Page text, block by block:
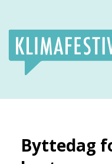
Facebook side
Klimafestivalens
Byttedag